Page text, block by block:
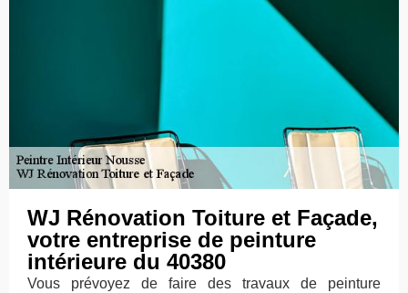
WJ Rénovation Toiture et Façade,
votre entreprise de peinture
intérieure du 40380
Vous prévoyez de faire des travaux de peinture